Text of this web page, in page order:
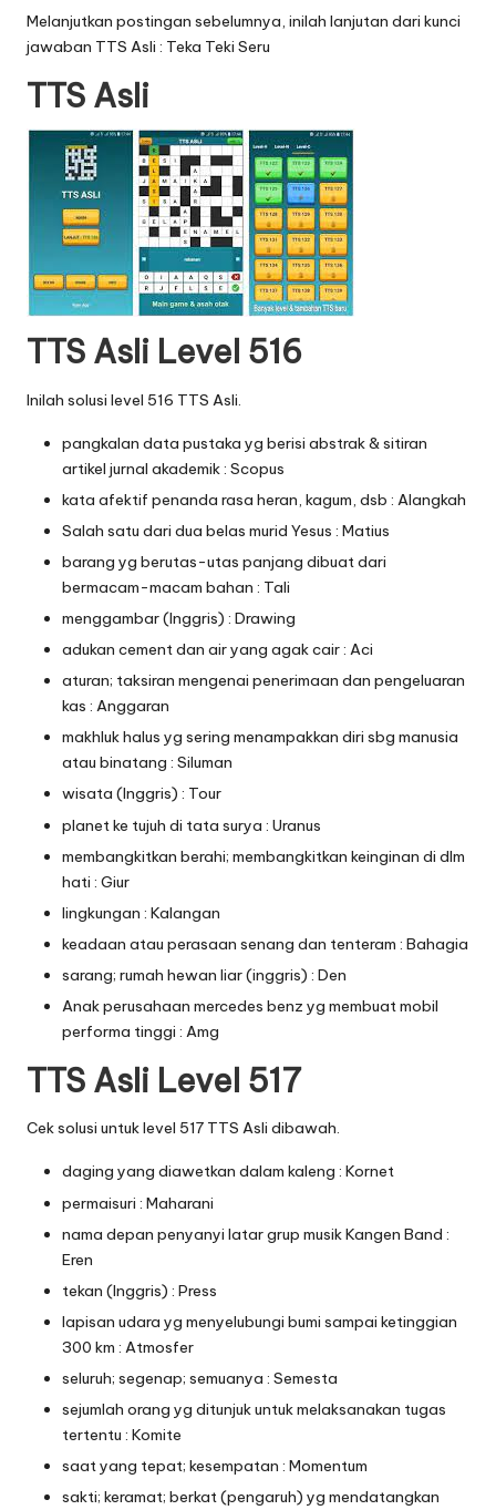
Melanjutkan postingan sebelumnya, inilah lanjutan dari kunci
jawaban TTS Asli : Teka Teki Seru
TTS Asli
TTS Asli Level 516
Inilah solusi level 516 TTS Asli.
pangkalan data pustaka yg berisi abstrak & sitiran
artikel jurnal akademik : Scopus
kata afektif penanda rasa heran, kagum, dsb : Alangkah
Salah satu dari dua belas murid Yesus : Matius
barang yg berutas-utas panjang dibuat dari
bermacam-macam bahan : Tali
menggambar (Inggris) : Drawing
adukan cement dan air yang agak cair : Aci
aturan; taksiran mengenai penerimaan dan pengeluaran
kas : Anggaran
makhluk halus yg sering menampakkan diri sbg manusia
atau binatang : Siluman
wisata (Inggris) : Tour
planet ke tujuh di tata surya : Uranus
membangkitkan berahi; membangkitkan keinginan di dlm
hati : Giur
lingkungan : Kalangan
keadaan atau perasaan senang dan tenteram : Bahagia
sarang; rumah hewan liar (inggris) : Den
Anak perusahaan mercedes benz yg membuat mobil
performa tinggi : Amg
TTS Asli Level 517
Cek solusi untuk level 517 TTS Asli dibawah.
daging yang diawetkan dalam kaleng : Kornet
permaisuri : Maharani
nama depan penyanyi latar grup musik Kangen Band :
Eren
tekan (Inggris) : Press
lapisan udara yg menyelubungi bumi sampai ketinggian
300 km : Atmosfer
seluruh; segenap; semuanya : Semesta
sejumlah orang yg ditunjuk untuk melaksanakan tugas
tertentu : Komite
saat yang tepat; kesempatan : Momentum
sakti; keramat; berkat (pengaruh) yg mendatangkan